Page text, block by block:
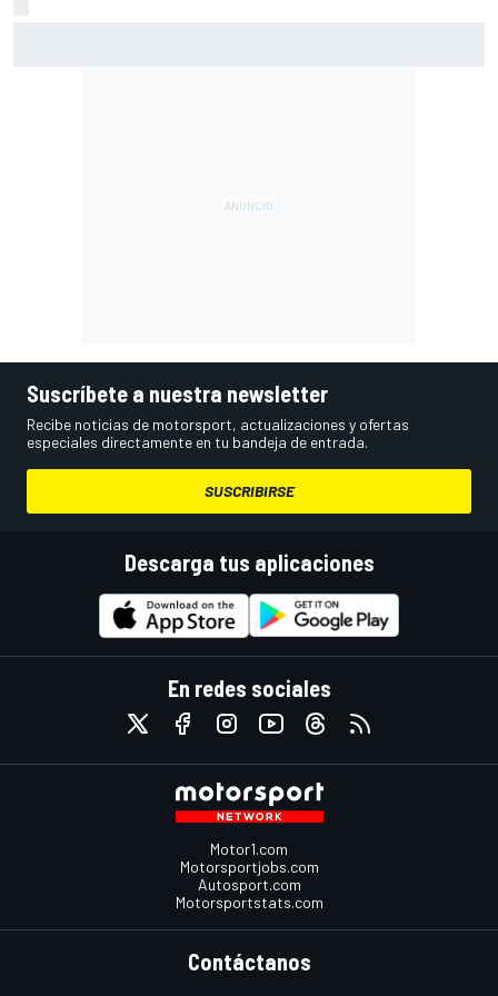
Suscríbete a nuestra newsletter
Recibe noticias de motorsport, actualizaciones y ofertas
especiales directamente en tu bandeja de entrada.
SUSCRIBIRSE
Descarga tus aplicaciones
En redes sociales
Motor1.com
Motorsportjobs.com
Autosport.com
Motorsportstats.com
Contáctanos